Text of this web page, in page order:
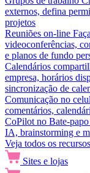
externos, defina
projetos
Reuniões on-line
videoconferências,
e planos de fundo
Calendários
empresa, horários
sincronização de
Comunicação no
comentários,
CoPilot no Bate-papo
IA, brainstorming e
Veja todos os
Sites e lojas